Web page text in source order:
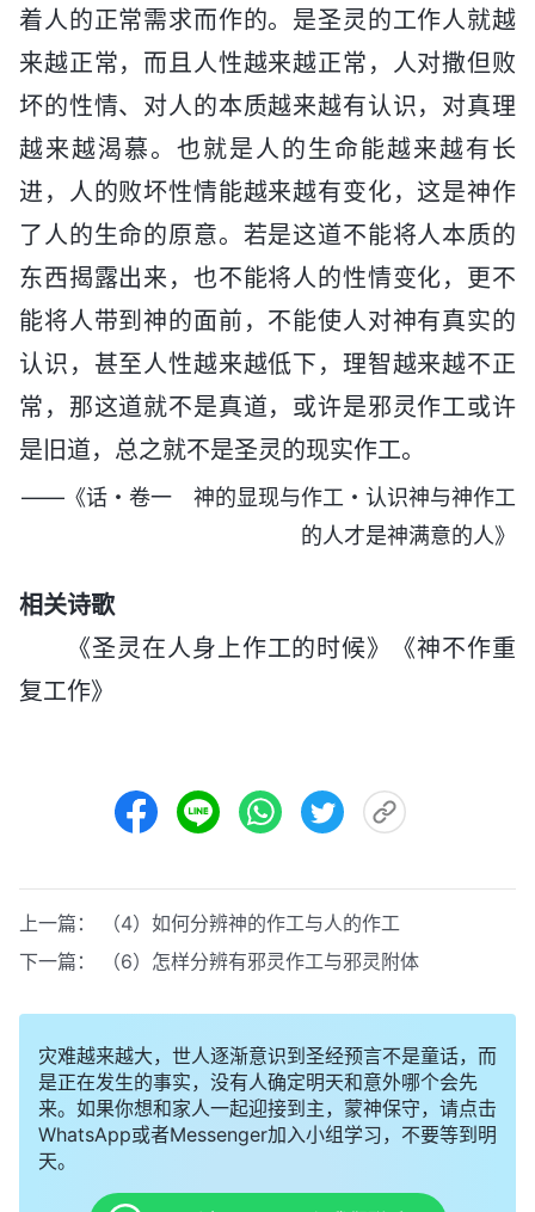
着人的正常需求而作的。是圣灵的工作人就越
来越正常，而且人性越来越正常，人对撒但败
坏的性情、对人的本质越来越有认识，对真理
越来越渴慕。也就是人的生命能越来越有长
进，人的败坏性情能越来越有变化，这是神作
了人的生命的原意。若是这道不能将人本质的
东西揭露出来，也不能将人的性情变化，更不
能将人带到神的面前，不能使人对神有真实的
认识，甚至人性越来越低下，理智越来越不正
常，那这道就不是真道，或许是邪灵作工或许
是旧道，总之就不是圣灵的现实作工。
——《话・卷一 神的显现与作工・认识神与神作工
的人才是神满意的人》
相关诗歌
《圣灵在人身上作工的时候》《神不作重
复工作》
上一篇：
（4）如何分辨神的作工与人的作工
下一篇：
（6）怎样分辨有邪灵作工与邪灵附体
灾难越来越大，世人逐渐意识到圣经预言不是童话，而
是正在发生的事实，没有人确定明天和意外哪个会先
来。如果你想和家人一起迎接到主，蒙神保守，请点击
WhatsApp或者Messenger加入小组学习，不要等到明
天。